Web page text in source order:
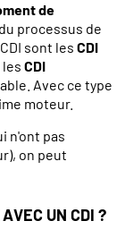
de
processus de
sont les CDI
CDI
Avec ce type
moteur.
n'ont pas
on peut
UN CDI ?